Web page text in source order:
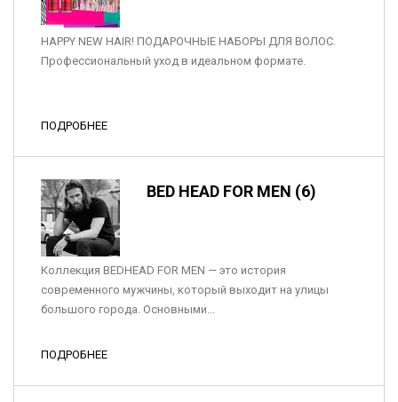
HAPPY NEW HAIR! ПОДАРОЧНЫЕ НАБОРЫ ДЛЯ ВОЛОС.
Профессиональный уход в идеальном формате.
ПОДРОБНЕЕ
BED HEAD FOR MEN (6)
Коллекция BEDHEAD FOR MEN — это история
современного мужчины, который выходит на улицы
большого города. Основными...
ПОДРОБНЕЕ